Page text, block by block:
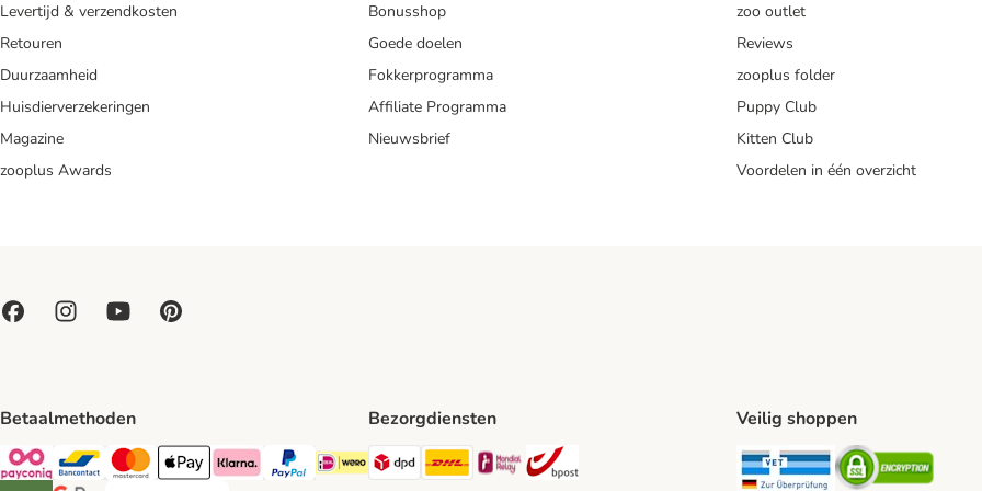
Levertijd & verzendkosten
Retouren
Duurzaamheid
Huisdierverzekeringen
Magazine
zooplus Awards
Bonusshop
Goede doelen
Fokkerprogramma
Affiliate Programma
Nieuwsbrief
zoo outlet
Reviews
zooplus folder
Puppy Club
Kitten Club
Voordelen in één overzicht
Betaalmethoden
Payconiq Payment Method
Bancontact Payment Method
Mastercard Payment Method
Apple Pay Payment Method
Klarna Payment Method
PayPal Payment Method
iDeal Payment Method
Bezorgdiensten
Dpd Shipping Method
DHL Shipping Method
Mondial Relay Shipping Method
Veilig shoppen
Security